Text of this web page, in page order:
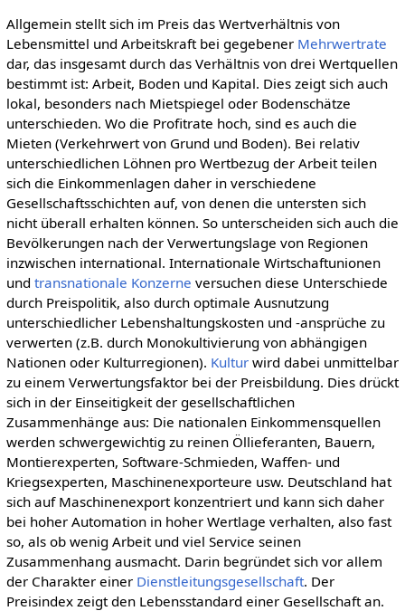
Allgemein stellt sich im Preis das Wertverhältnis von
Lebensmittel und Arbeitskraft bei gegebener Mehrwertrate
dar, das insgesamt durch das Verhältnis von drei Wertquellen
bestimmt ist: Arbeit, Boden und Kapital. Dies zeigt sich auch
lokal, besonders nach Mietspiegel oder Bodenschätze
unterschieden. Wo die Profitrate hoch, sind es auch die
Mieten (Verkehrwert von Grund und Boden). Bei relativ
unterschiedlichen Löhnen pro Wertbezug der Arbeit teilen
sich die Einkommenlagen daher in verschiedene
Gesellschaftsschichten auf, von denen die untersten sich
nicht überall erhalten können. So unterscheiden sich auch die
Bevölkerungen nach der Verwertungslage von Regionen
inzwischen international. Internationale Wirtschaftunionen
und transnationale Konzerne versuchen diese Unterschiede
durch Preispolitik, also durch optimale Ausnutzung
unterschiedlicher Lebenshaltungskosten und -ansprüche zu
verwerten (z.B. durch Monokultivierung von abhängigen
Nationen oder Kulturregionen). Kulturwird dabei unmittelbar
zu einem Verwertungsfaktor bei der Preisbildung. Dies drückt
sich in der Einseitigkeit der gesellschaftlichen
Zusammenhänge aus: Die nationalen Einkommensquellen
werden schwergewichtig zu reinen Öllieferanten, Bauern,
Montierexperten, Software-Schmieden, Waffen- und
Kriegsexperten, Maschinenexporteure usw. Deutschland hat
sich auf Maschinenexport konzentriert und kann sich daher
bei hoher Automation in hoher Wertlage verhalten, also fast
so, als ob wenig Arbeit und viel Service seinen
Zusammenhang ausmacht. Darin begründet sich vor allem
der Charakter einer Dienstleitungsgesellschaft. Der
Preisindex zeigt den Lebensstandard einer Gesellschaft an.